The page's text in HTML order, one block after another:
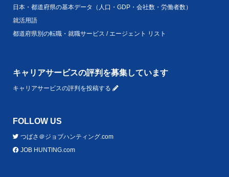
日本・都道府県の基本データ（人口・GDP・会社数・労働者数）
就活用語
都道府県別の転職・就職サービス / エージェント リスト
キャリアサービスの評判を募集しています
キャリアサービスの評判を投稿する
FOLLOW US
つばさ＠ジョブハンティング.com
JOB HUNTING.com